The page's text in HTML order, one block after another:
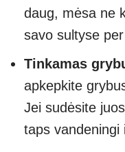
daug, mėsa ne
savo sultyse
Tinkamas
apkepkite
Jei sudėsite
taps vandeningi